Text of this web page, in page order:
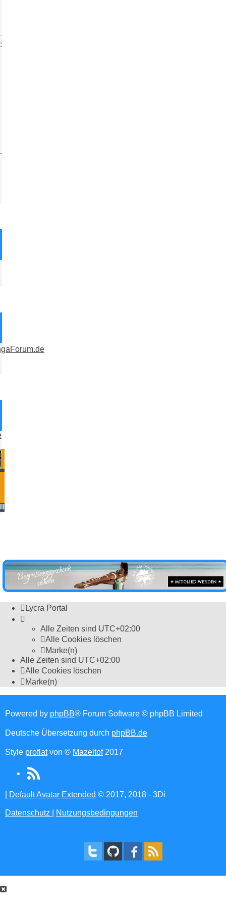
Lycra Portal
Alle Zeiten sind UTC+02:00
Alle Cookies löschen
Marke(n)
Alle Zeiten sind UTC+02:00
Alle Cookies löschen
Marke(n)
Powered by phpBB® Forum Software © phpBB Limited
Deutsche Übersetzung durch phpBB.de
Style proflatvon © Mazeltof2017
RSS
(Opens
Default Avatar Extended © 2017, 2018 - 3Di
Datenschutz Nutzungsbedingungen